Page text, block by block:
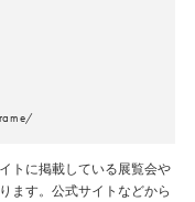
トに掲載している展覧会や
ます。公式サイトなどから